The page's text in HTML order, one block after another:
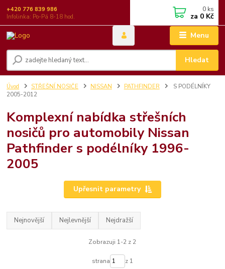
Menu
Hledat
+420 776 839 986
Infolinka: Po-Pá 8-18 hod.
0 ks
za 0 Kč
Úvod STŘEŠNÍ NOSIČE NISSAN PATHFINDER
S PODÉLNÍKY
2005-2012
Komplexní nabídka střešních
nosičů pro automobily Nissan
Pathfinder s podélníky 1996-
2005
Upřesnit parametry
Nejnovější Nejlevnější Nejdražší
Zobrazuji 1-2 z 2
strana z 1